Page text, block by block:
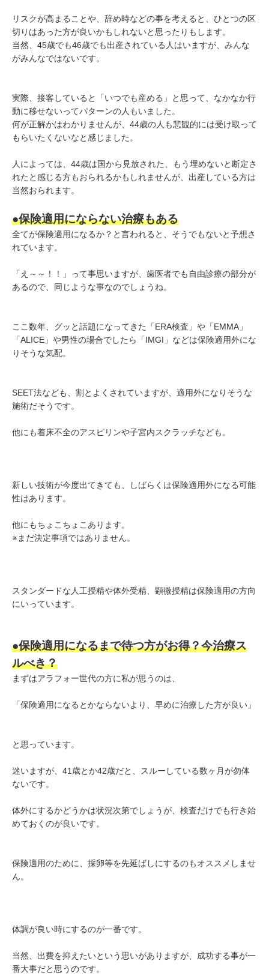
リスクが高まることや、辞め時などの事を考えると、ひとつの区
切りはあった方が良いかもしれないと思ったりもします。
当然、45歳でも46歳でも出産されている人はいますが、みんな
がみんなではないです。
実際、接客していると「いつでも産める」と思って、なかなか行
動に移せないってパターンの人もいました。
何が正解かはわかりませんが、44歳の人も悲観的には受け取って
もらいたくないなと感じました。
人によっては、44歳は国から見放された、もう埋めないと断定さ
れたと感じる方もおられるかもしれませんが、出産している方は
当然おられます。
●保険適用にならない治療もある
全てが保険適用になるか？と言われると、そうでもないと予想さ
れています。
「え～～！！」って事思いますが、歯医者でも自由診療の部分が
あるので、同じような事なのでしょうね。
ここ数年、グッと話題になってきた「ERA検査」や「EMMA」
「ALICE」や男性の場合でしたら「IMGI」などは保険適用外にな
りそうな気配。
SEET法なども、割とよくされていますが、適用外になりそうな
施術だそうです。
他にも着床不全のアスピリンや子宮内スクラッチなども。
新しい技術が今度出てきても、しばらくは保険適用外になる可能
性はあります。
他にもちょこちょこあります。
※まだ決定事項ではありません。
スタンダードな人工授精や体外受精、顕微授精は保険適用の方向
にいっています。
●保険適用になるまで待つ方がお得？今治療ス
ルべき？
まずはアラフォー世代の方に私が思うのは、
「保険適用になるとかならないより、早めに治療した方が良い」
と思っています。
迷いますが、41歳とか42歳だと、スルーしている数ヶ月が勿体
ないです。
体外にするかどうかは状況次第でしょうが、検査だけでも行き始
めておくのが良いです。
保険適用のために、採卵等を先延ばしにするのもオススメしませ
ん。
体調が良い時にするのが一番です。
当然、出費を抑えたいという思いがありますが、成功する事が一
番大事だと思うのです。